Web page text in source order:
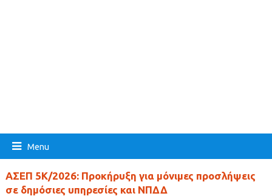
Menu
ΑΣΕΠ 5Κ/2026: Προκήρυξη για μόνιμες προσλήψεις
σε δημόσιες υπηρεσίες και ΝΠΔΔ